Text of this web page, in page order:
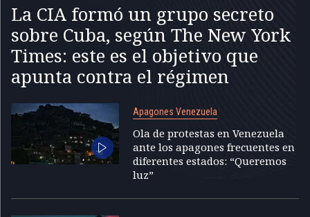
La CIA formó un grupo secreto
sobre Cuba, según The New York
Times: este es el objetivo que
apunta contra el régimen
Apagones Venezuela
Ola de protestas en Venezuela
ante los apagones frecuentes en
diferentes estados: “Queremos
luz”